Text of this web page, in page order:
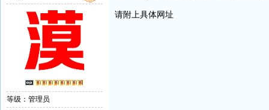
等级：管理员
请附上具体网址